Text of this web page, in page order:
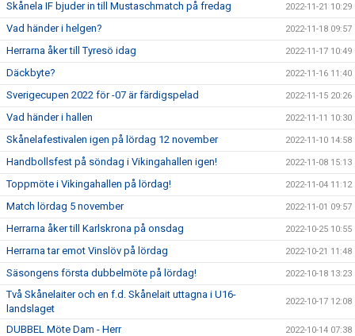
Skånela IF bjuder in till Mustaschmatch på fredag 2022-11-21 10:29
Vad händer i helgen? 2022-11-18 09:57
Herrarna åker till Tyresö idag 2022-11-17 10:49
Däckbyte? 2022-11-16 11:40
Sverigecupen 2022 för -07 är färdigspelad 2022-11-15 20:26
Vad händer i hallen 2022-11-11 10:30
Skånelafestivalen igen på lördag 12 november 2022-11-10 14:58
Handbollsfest på söndag i Vikingahallen igen! 2022-11-08 15:13
Toppmöte i Vikingahallen på lördag! 2022-11-04 11:12
Match lördag 5 november 2022-11-01 09:57
Herrarna åker till Karlskrona på onsdag 2022-10-25 10:55
Herrarna tar emot Vinslöv på lördag 2022-10-21 11:48
Säsongens första dubbelmöte på lördag! 2022-10-18 13:23
Två Skånelaiter och en f.d. Skånelait uttagna i U16-
landslaget
2022-10-17 12:08
DUBBEL Möte Dam - Herr 2022-10-14 07:38